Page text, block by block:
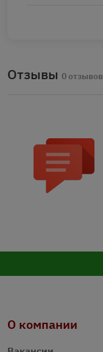
Отзывы 0 отзывов
О компании